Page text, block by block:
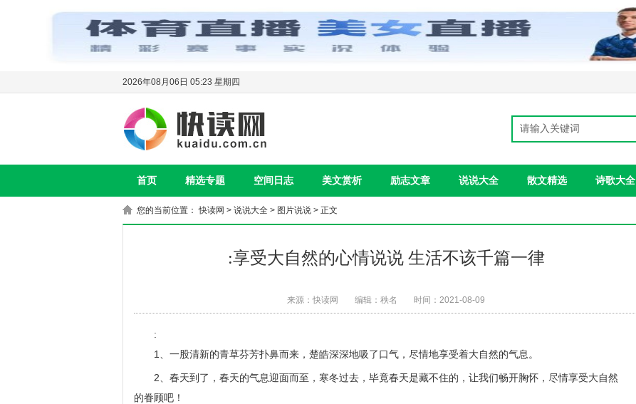
2026年08月06日 05:23 星期四
首页 精选专题 空间日志 美文赏析 励志文章 说说大全 散文精选 诗歌大全
您的当前位置：快读网 > 说说大全 > 图片说说 > 正文
:享受大自然的心情说说 生活不该千篇一律
来源：快读网 编辑：秩名 时间：2021-08-09
:
1、一股清新的青草芬芳扑鼻而来，楚皓深深地吸了口气，尽情地享受着大自然的气息。
2、春天到了，春天的气息迎面而至，寒冬过去，毕竟春天是藏不住的，让我们畅开胸怀，尽情享受大自然
的眷顾吧！